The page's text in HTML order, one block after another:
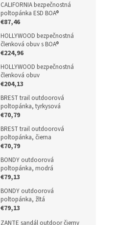
CALIFORNIA bezpečnostná
poltopánka ESD BOA®
€87,46
HOLLYWOOD bezpečnostná
členková obuv s BOA®
€224,96
HOLLYWOOD bezpečnostná
členková obuv
€204,13
BREST trail outdoorová
poltopánka, tyrkysová
€70,79
BREST trail outdoorová
poltopánka, čierna
€70,79
BONDY outdoorová
poltopánka, modrá
€79,13
BONDY outdoorová
poltopánka, žltá
€79,13
ZANTE sandál outdoor čierny